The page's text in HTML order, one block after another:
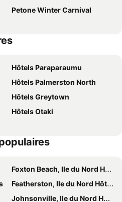
Petone Winter Carnival
Hôtels Paraparaumu
Hôtels Palmerston North
Hôtels Greytown
Hôtels Otaki
Foxton Beach, Ile du Nord Hôtels
Featherston, Ile du Nord Hôtels
Johnsonville, Ile du Nord Hôtels